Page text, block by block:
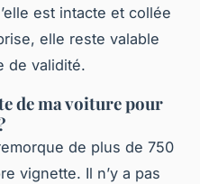
est intacte et collée
elle reste valable
de validité.
de ma voiture pour
de plus de 750
vignette. Il n’y a pas